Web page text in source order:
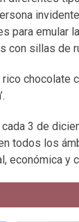
para
con sillas de
chocolate
3 de
todos los
económica y